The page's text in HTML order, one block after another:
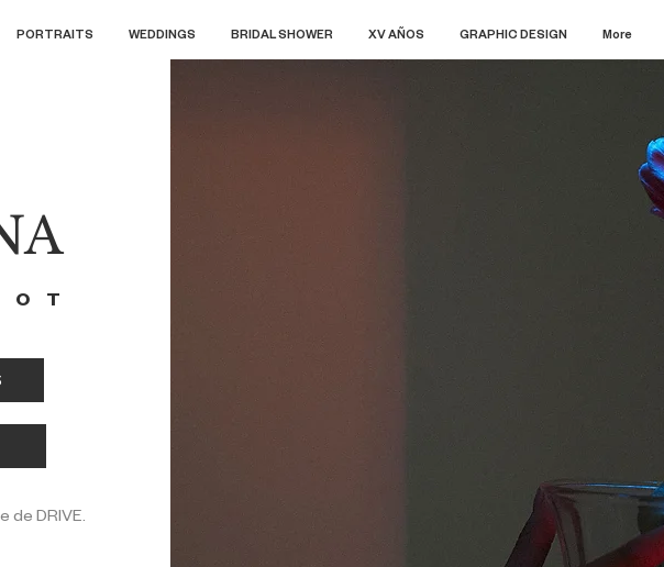
PORTRAITS WEDDINGS BRIDAL SHOWER XV AÑOS GRAPHIC DESIGN More
de DRIVE.